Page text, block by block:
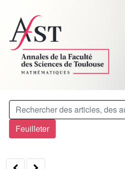
Feuilleter